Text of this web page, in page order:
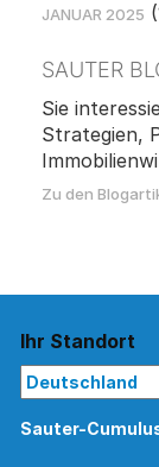
JANUAR 2025
SAUTER
Sie
Strategien,
Zu den
Ihr Standort
Sauter-